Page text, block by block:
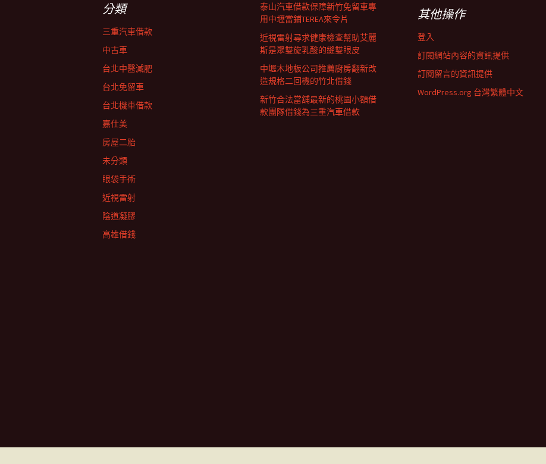
泰山汽車借款保障新竹免留車專
用中壢當鋪TEREA來令片
近視雷射尋求健康檢查幫助艾麗
斯是聚雙旋乳酸的縫雙眼皮
中壢木地板公司推薦廚房翻新改
造規格二回機的竹北借錢
新竹合法當舖最新的桃園小額借
款團隊借錢為三重汽車借款
分類
三重汽車借款
中古車
台北中醫減肥
台北免留車
台北機車借款
嘉仕美
房屋二胎
未分類
眼袋手術
近視雷射
陰道凝膠
高雄借錢
其他操作
登入
訂閱網站內容的資訊提供
訂閱留言的資訊提供
WordPress.org 台灣繁體中文